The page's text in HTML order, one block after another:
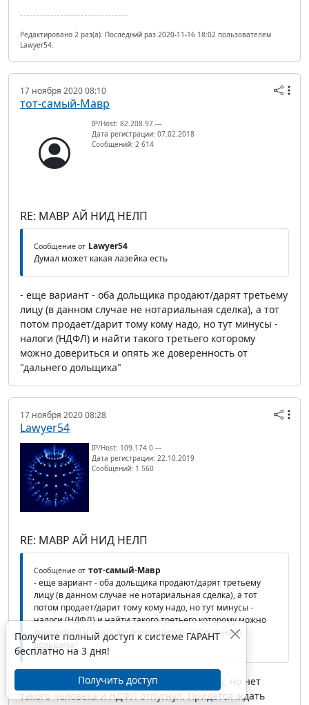
Редактировано 2 раз(а). Последний раз 2020-11-16 18:02 пользователем
Lawyer54.
17 ноября 2020 08:10
тот-самый-Мавр
IP/Host: 82.208.97.---
Дата регистрации: 07.02.2018
Сообщений: 2 614
RE: МАВР АЙ НИД НЕЛП
Сообщение от Lawyer54
Думал может какая лазейка есть
- еще вариант - оба дольщика продают/дарят третьему
лицу (в данном случае не нотариальная сделка), а тот
потом продает/дарит тому кому надо, но тут минусы -
налоги (НДФЛ) и найти такого третьего которому
можно довериться и опять же доверенность от
"дальнего дольщика"
17 ноября 2020 08:28
Lawyer54
IP/Host: 109.174.0.---
Дата регистрации: 22.10.2019
Сообщений: 1 560
RE: МАВР АЙ НИД НЕЛП
Сообщение от тот-самый-Мавр
- еще вариант - оба дольщика продают/дарят третьему
лицу (в данном случае не нотариальная сделка), а тот
потом продает/дарит тому кому надо, но тут минусы -
налоги (НДФЛ) и найти такого третьего которому можно
довериться и опять же доверенность от "дальнего
дольщика"
Да, такой вариант тоже приходил в голову, но нет
такого человека и НДФЛ отпугнул. Придется ждать
Получите полный доступ к системе ГАРАНТ
бесплатно на 3 дня!
Получить доступ